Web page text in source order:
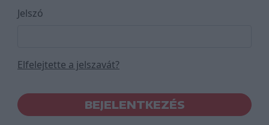
Jelszó
Elfelejtette a jelszavát?
BEJELENTKEZÉS